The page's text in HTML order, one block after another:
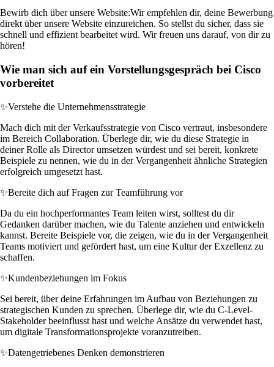
Bewirb dich über unsere Website:Wir empfehlen dir, deine Bewerbung
direkt über unsere Website einzureichen. So stellst du sicher, dass sie
schnell und effizient bearbeitet wird. Wir freuen uns darauf, von dir zu
hören!
Wie man sich auf ein Vorstellungsgespräch bei Cisco
vorbereitet
✨Verstehe die Unternehmensstrategie
Mach dich mit der Verkaufsstrategie von Cisco vertraut, insbesondere
im Bereich Collaboration. Überlege dir, wie du diese Strategie in
deiner Rolle als Director umsetzen würdest und sei bereit, konkrete
Beispiele zu nennen, wie du in der Vergangenheit ähnliche Strategien
erfolgreich umgesetzt hast.
✨Bereite dich auf Fragen zur Teamführung vor
Da du ein hochperformantes Team leiten wirst, solltest du dir
Gedanken darüber machen, wie du Talente anziehen und entwickeln
kannst. Bereite Beispiele vor, die zeigen, wie du in der Vergangenheit
Teams motiviert und gefördert hast, um eine Kultur der Exzellenz zu
schaffen.
✨Kundenbeziehungen im Fokus
Sei bereit, über deine Erfahrungen im Aufbau von Beziehungen zu
strategischen Kunden zu sprechen. Überlege dir, wie du C-Level-
Stakeholder beeinflusst hast und welche Ansätze du verwendet hast,
um digitale Transformationsprojekte voranzutreiben.
✨Datengetriebenes Denken demonstrieren